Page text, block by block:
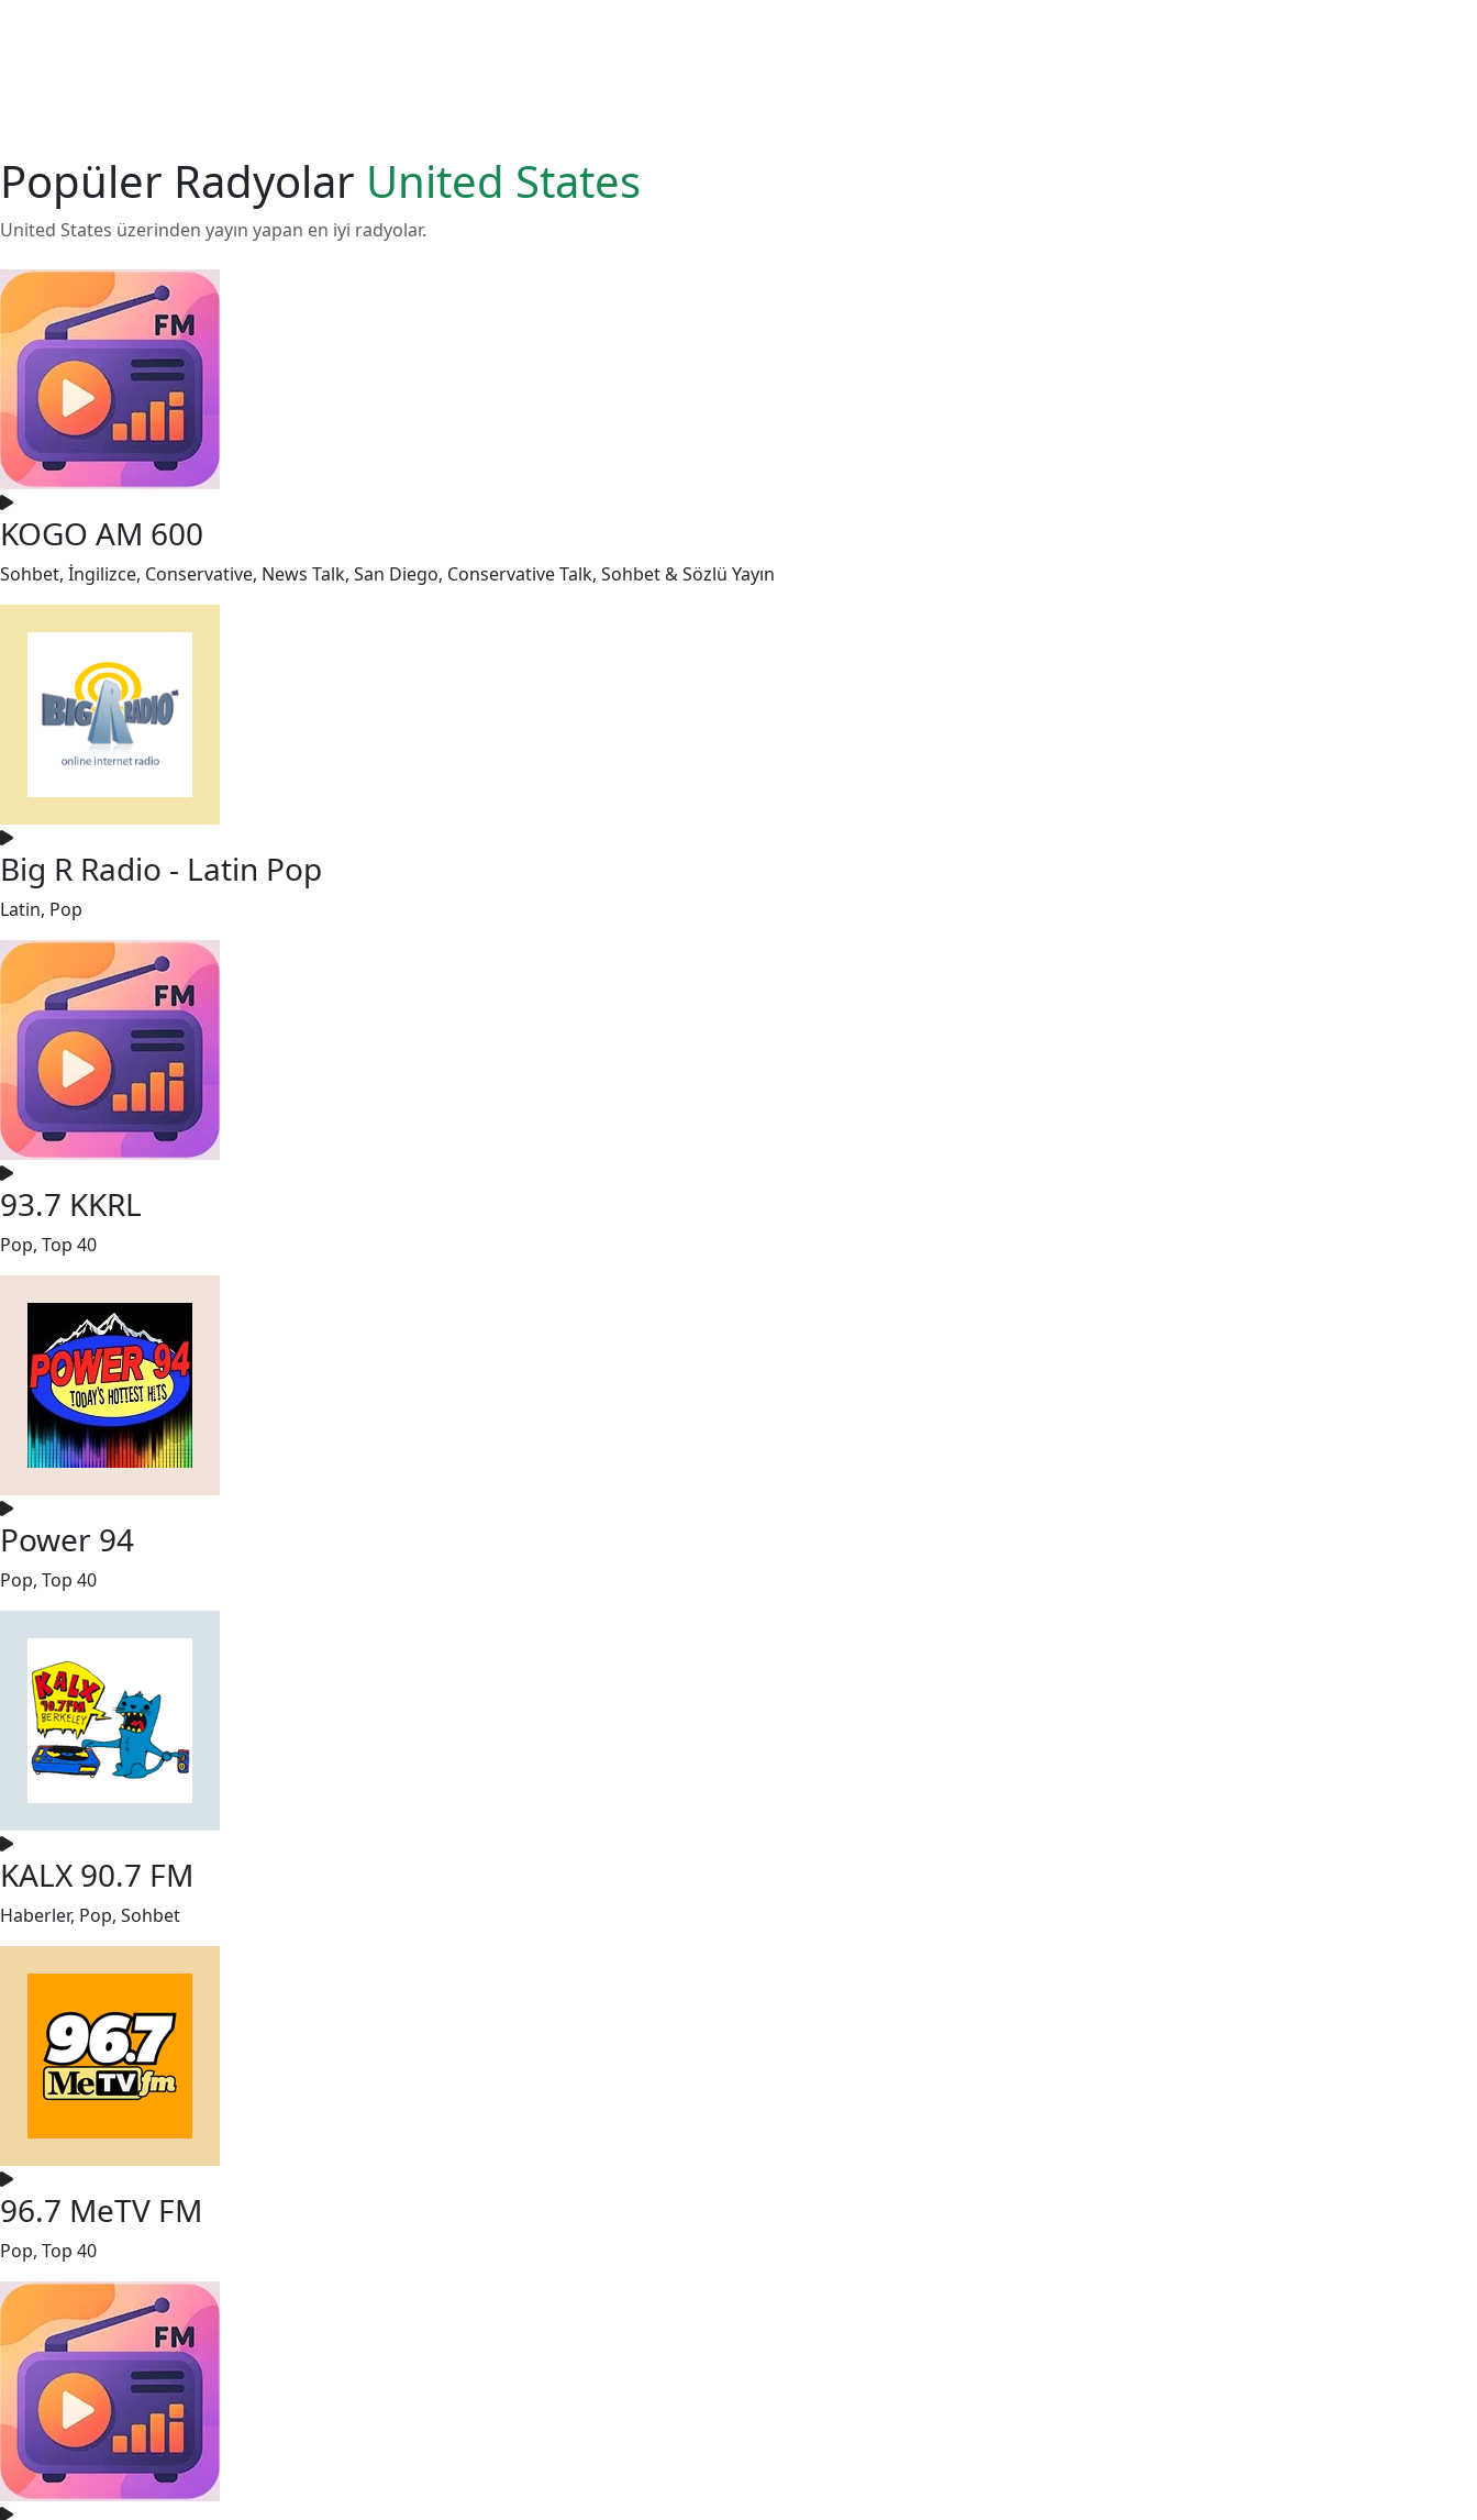
Popüler Radyolar United States
United States üzerinden yayın yapan en iyi radyolar.
KOGO AM 600
Sohbet, İngilizce, Conservative, News Talk, San Diego, Conservative Talk, Sohbet & Sözlü Yayın
Big R Radio - Latin Pop
Latin, Pop
93.7 KKRL
Pop, Top 40
Power 94
Pop, Top 40
KALX 90.7 FM
Haberler, Pop, Sohbet
96.7 MeTV FM
Pop, Top 40